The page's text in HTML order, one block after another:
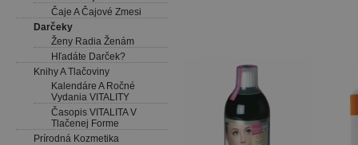
Čaje A Čajové Zmesi
Darčeky
Ženy Radia Ženám
Hľadáte Darček?
Knihy A Tlačoviny
Kalendáre A Ročné
Vydania VITALITY
Časopis VITALITA V
Tlačenej Forme
Prírodná Kozmetika